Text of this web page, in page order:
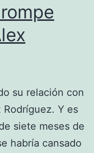
su relación con
Y es
siete meses de
habría cansado